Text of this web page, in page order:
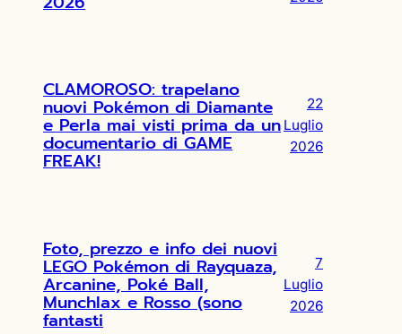
CLAMOROSO: trapelano
nuovi Pokémon di Diamante
e Perla mai visti prima da un
documentario di GAME
FREAK!
22
Luglio
2026
Foto, prezzo e info dei nuovi
LEGO Pokémon di Rayquaza,
Arcanine, Poké Ball,
Munchlax e Rosso (sono
fantasti
7
Luglio
2026